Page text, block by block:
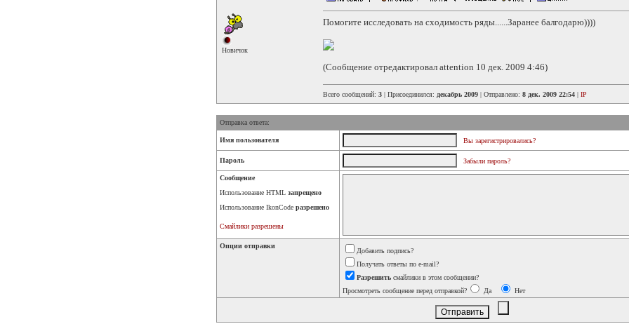
Новичок
Помогите исследовать на сходимость ряды......Заранее балгодарю))))
(Сообщение отредактировал attention 10 дек. 2009 4:46)
Всего сообщений: 3 | Присоединился: декабрь 2009 | Отправлено: 8 дек. 2009 22:54 | IP
Отправка ответа:
Имя пользователя Вы зарегистрировались?
Пароль Забыли пароль?
Сообщение
Использование HTML запрещено
Использование IkonCode разрешено
Смайлики разрешены
Опции отправки
Добавить подпись?
Получать ответы по e-mail?
Разрешить смайлики в этом сообщении?
Просмотреть сообщение перед отправкой?
Да Нет